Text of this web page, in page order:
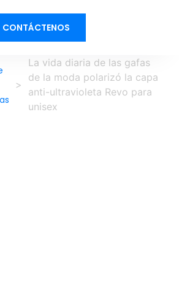
CONTÁCTENOS
>
La vida diaria de las gafas
de la moda polarizó la capa
anti-ultravioleta Revo para
unisex